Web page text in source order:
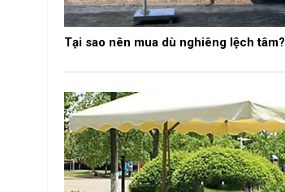
Tại sao nên mua dù nghiêng lệch tâm?